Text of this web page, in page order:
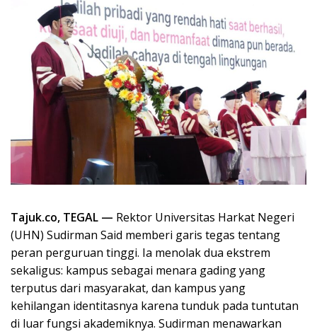
Tajuk.co, TEGAL — Rektor Universitas Harkat Negeri
(UHN) Sudirman Said memberi garis tegas tentang
peran perguruan tinggi. Ia menolak dua ekstrem
sekaligus: kampus sebagai menara gading yang
terputus dari masyarakat, dan kampus yang
kehilangan identitasnya karena tunduk pada tuntutan
di luar fungsi akademiknya. Sudirman menawarkan